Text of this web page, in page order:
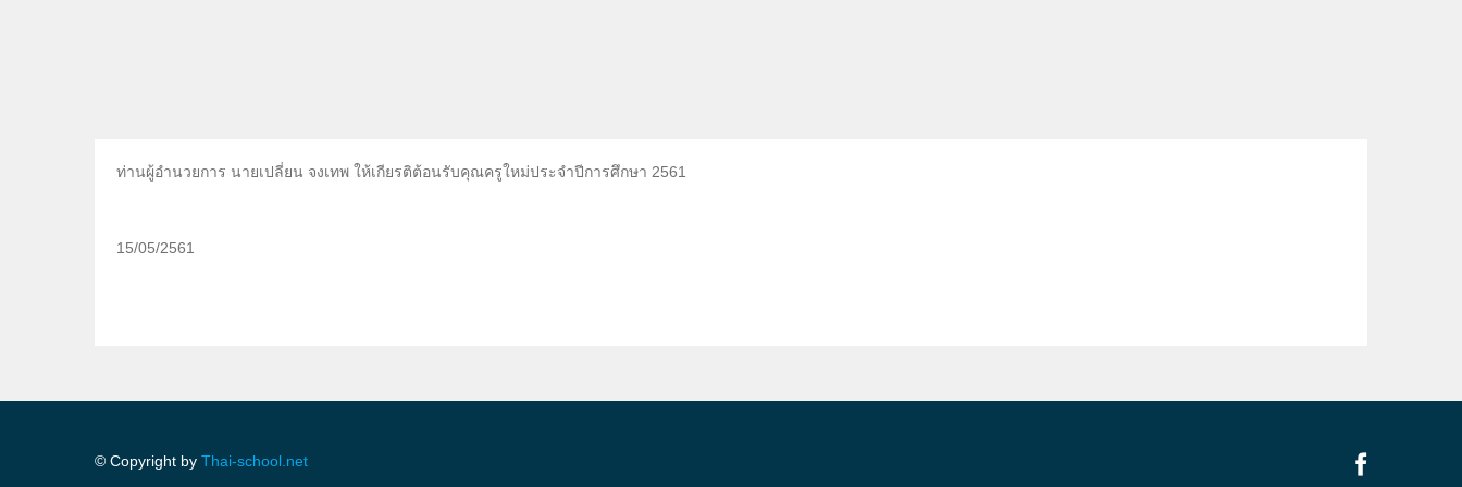
ท่านผู้อำนวยการ นายเปลี่ยน จงเทพ ให้เกียรติต้อนรับคุณครูใหม่ประจำปีการศึกษา 2561
15/05/2561
© Copyright by Thai-school.net